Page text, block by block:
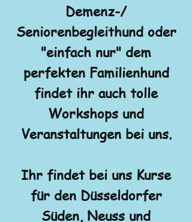
Demenz-/
Seniorenbegleithund oder
"einfach nur" dem
perfekten Familienhund
findet ihr auch tolle
Workshops und
Veranstaltungen bei uns.
Ihr findet bei uns Kurse
für den Düsseldorfer
Süden, Neuss und